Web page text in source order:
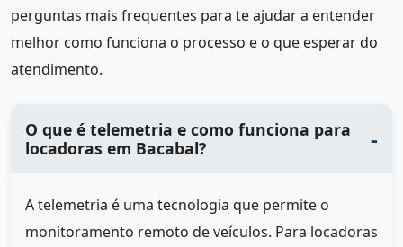
perguntas mais frequentes para te ajudar a entender
melhor como funciona o processo e o que esperar do
atendimento.
O que é telemetria e como funciona para
locadoras em Bacabal?
A telemetria é uma tecnologia que permite o
monitoramento remoto de veículos. Para locadoras